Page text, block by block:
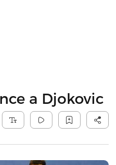
a Djokovic